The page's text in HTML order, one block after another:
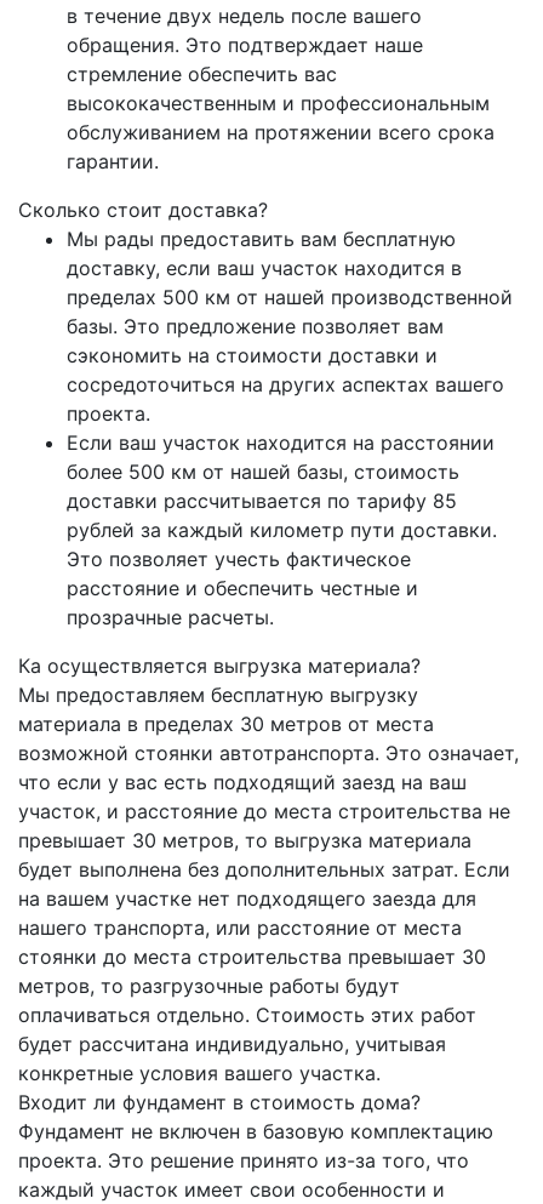
в течение двух недель после вашего
обращения. Это подтверждает наше
стремление обеспечить вас
высококачественным и профессиональным
обслуживанием на протяжении всего срока
гарантии.
Сколько стоит доставка?
Мы рады предоставить вам бесплатную
доставку, если ваш участок находится в
пределах 500 км от нашей производственной
базы. Это предложение позволяет вам
сэкономить на стоимости доставки и
сосредоточиться на других аспектах вашего
проекта.
Если ваш участок находится на расстоянии
более 500 км от нашей базы, стоимость
доставки рассчитывается по тарифу 85
рублей за каждый километр пути доставки.
Это позволяет учесть фактическое
расстояние и обеспечить честные и
прозрачные расчеты.
Ка осуществляется выгрузка материала?
Мы предоставляем бесплатную выгрузку
материала в пределах 30 метров от места
возможной стоянки автотранспорта. Это означает,
что если у вас есть подходящий заезд на ваш
участок, и расстояние до места строительства не
превышает 30 метров, то выгрузка материала
будет выполнена без дополнительных затрат. Если
на вашем участке нет подходящего заезда для
нашего транспорта, или расстояние от места
стоянки до места строительства превышает 30
метров, то разгрузочные работы будут
оплачиваться отдельно. Стоимость этих работ
будет рассчитана индивидуально, учитывая
конкретные условия вашего участка.
Входит ли фундамент в стоимость дома?
Фундамент не включен в базовую комплектацию
проекта. Это решение принято из-за того, что
каждый участок имеет свои особенности и